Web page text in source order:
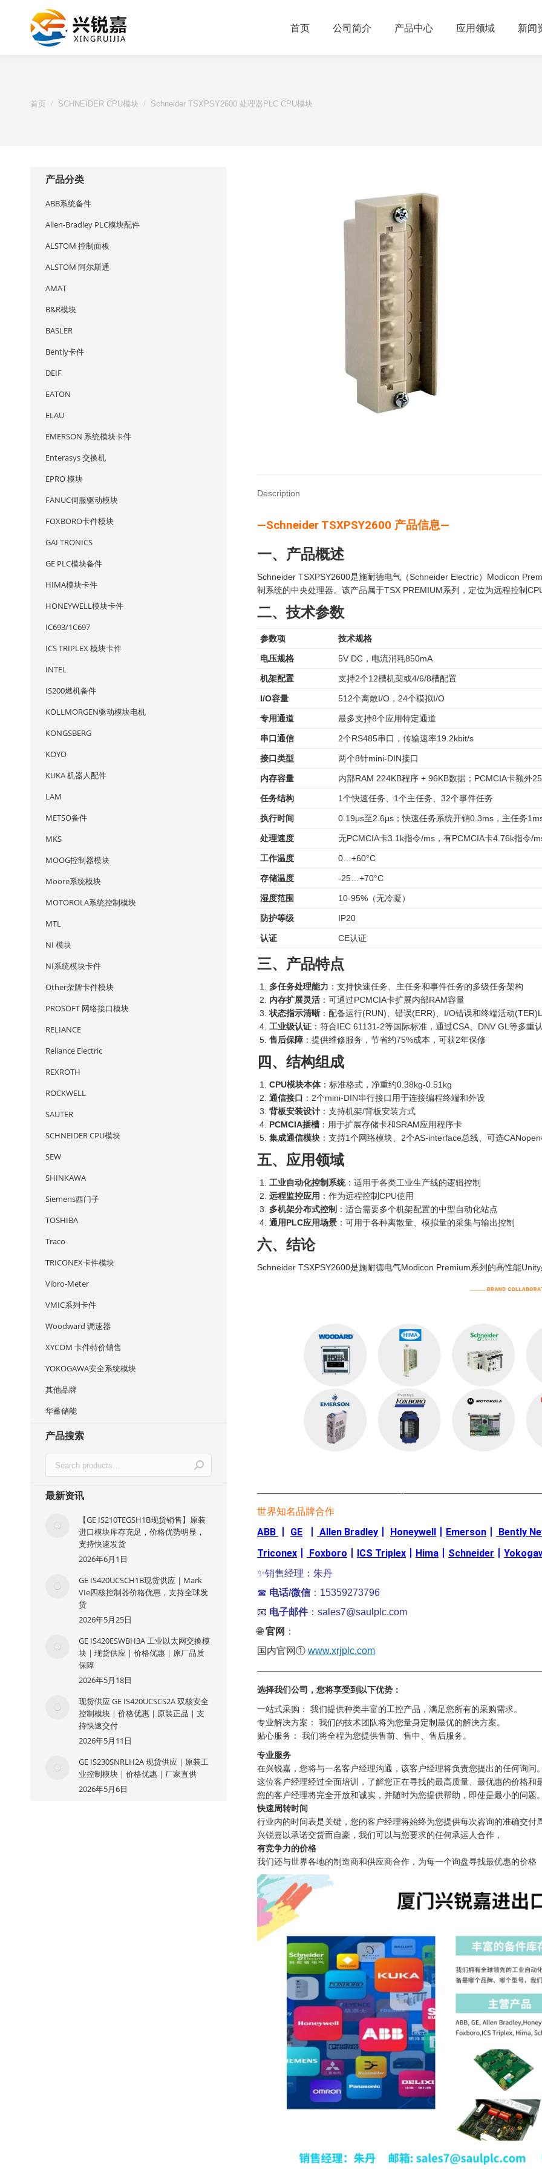
首页 公司简介 产品中心 应用领域 新闻
首页 SCHNEIDER CPU模块 Schneider TSXPSY2600 处理器PLC CPU模块
Description
—Schneider TSXPSY2600 产品信息—
一、产品概述
Schneider TSXPSY2600是施耐德电气（Schneider Electric）Modicon
制系统的中央处理器。该产品属于TSX PREMIUM系列，定位为远程控制
二、技术参数
参数项 技术规格
电压规格 5V DC，电流消耗850mA
机架配置 支持2个12槽机架或4/6/8槽配置
I/O容量 512个离散I/O，24个模拟I/O
专用通道 最多支持8个应用特定通道
串口通信 2个RS485串口，传输速率19.2kbit/s
接口类型 两个8针mini-DIN接口
内存容量 内部RAM 224KB程序 + 96KB数据；PCMCIA卡额外
任务结构 1个快速任务、1个主任务、32个事件任务
执行时间 0.19μs至2.6μs；快速任务系统开销0.3ms，主任务
处理速度 无PCMCIA卡3.1k指令/ms，有PCMCIA卡4.76k指令/
工作温度 0…+60°C
存储温度 -25…+70°C
湿度范围 10-95%（无冷凝）
防护等级 IP20
认证 CE认证
三、产品特点
多任务处理能力 ：支持快速任务、主任务和事件任务的多级任务架构
内存扩展灵活 ：可通过PCMCIA卡扩展内部RAM容量
状态指示清晰 ：配备运行(RUN)、错误(ERR)、I/O错误和终端活动
工业级认证 ：符合IEC 61131-2等国际标准，通过CSA、DNV GL等多重
售后保障 ：提供维修服务，节省约75%成本，可获2年保修
四、结构组成
CPU模块本体：标准格式，净重约0.38kg-0.51kg
通信接口 ：2个mini-DIN串行接口用于连接编程终端和外设
背板安装设计 ：支持机架/背板安装方式
PCMCIA插槽 ：用于扩展存储卡和SRAM应用程序卡
集成通信模块 ：支持1个网络模块、2个AS-interface总线、可选
五、应用领域
工业自动化控制系统：适用于各类工业生产线的逻辑控制
远程监控应用 ：作为远程控制CPU使用
多机架分布式控制 ：适合需要多个机架配置的中型自动化站点
通用PLC应用场景 ：可用于各种离散量、模拟量的采集与输出控制
六、结论
Schneider TSXPSY2600是施耐德电气Modicon Premium系列的高性能
—————————————————-
世界知名品牌合作
ABB GE Allen Bradley Honeywell Emerson Bently
Triconex
Foxboro ICS Triplex Hima Schneider
✨销售经理：朱丹
☎ 电话/微信：15359273796
📧 电子邮件：sales7@saulplc.com
🌐官网 ：
国内官网① www.xrjplc.com
选择我们公司，您将享受到以下优势：
一站式采购： 我们提供种类丰富的工控产品，满足您所有的采购需求。
专业解决方案： 我们的技术团队将为您量身定制最优的解决方案。
贴心服务： 我们将全程为您提供售前、售中、售后服务。
专业服务
在兴锐嘉，您将与一名客户经理沟通，该客户经理将负责您提出的任何询问。
这位客户经理经过全面培训，了解您正在寻找的最高质量、最优惠的价格和
您的客户经理将完全开放和诚实，并随时为您提供帮助，即使是最小的问题。
快速周转时间
行业内的时间表是关键，您的客户经理将始终为您提供每次咨询的准确交付
兴锐嘉以承诺交货而自豪，我们可以与您要求的任何承运人合作，
有竞争力的价格
我们还与世界各地的制造商和供应商合作，为每一个询盘寻找最优惠的价格
产品分类
ABB系统备件
Allen-Bradley PLC模块配件
ALSTOM 控制面板
ALSTOM 阿尔斯通
AMAT
B&R模块
BASLER
Bently卡件
DEIF
EATON
ELAU
EMERSON 系统模块卡件
Enterasys 交换机
EPRO 模块
FANUC伺服驱动模块
FOXBORO卡件模块
GAI TRONICS
GE PLC模块备件
HIMA模块卡件
HONEYWELL模块卡件
IC693/1C697
ICS TRIPLEX 模块卡件
INTEL
IS200燃机备件
KOLLMORGEN驱动模块电机
KONGSBERG
KOYO
KUKA 机器人配件
LAM
METSO备件
MKS
MOOG控制器模块
Moore系统模块
MOTOROLA系统控制模块
MTL
NI 模块
NI系统模块卡件
Other杂牌卡件模块
PROSOFT 网络接口模块
RELIANCE
Reliance Electric
REXROTH
ROCKWELL
SAUTER
SCHNEIDER CPU模块
SEW
SHINKAWA
Siemens西门子
TOSHIBA
Traco
TRICONEX卡件模块
Vibro-Meter
VMIC系列卡件
Woodward 调速器
XYCOM 卡件特价销售
YOKOGAWA安全系统模块
其他品牌
华蓄储能
产品搜索
最新资讯
【GE IS210TEGSH1B现货销售】原装
进口模块库存充足，价格优势明显，
支持快速发货
2026年6月1日
GE IS420UCSCH1B现货供应｜Mark
VIe四核控制器价格优惠，支持全球发
货
2026年5月25日
GE IS420ESWBH3A 工业以太网交换模
块｜现货供应｜价格优惠｜原厂品质
保障
2026年5月18日
现货供应 GE IS420UCSCS2A 双核安全
控制模块｜价格优惠｜原装正品｜支
持快速交付
2026年5月11日
GE IS230SNRLH2A 现货供应｜原装工
业控制模块｜价格优惠｜厂家直供
2026年5月6日